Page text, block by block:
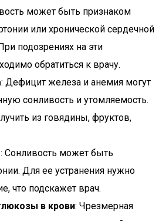
может быть признаком
или хронической сердечной
подозрениях на эти
обратиться к врачу.
: Дефицит железа и анемия могут
сонливость и утомляемость.
из говядины, фруктов,
: Сонливость может быть
Для ее устранения нужно
что подскажет врач.
в крови: Чрезмерная